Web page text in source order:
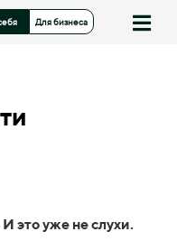
Для бизнеса
это уже не слухи.